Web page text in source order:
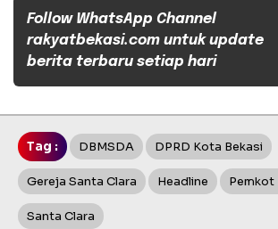
Follow WhatsApp Channel
rakyatbekasi.com untuk update
berita terbaru setiap hari
Tag : DBMSDA DPRD Kota Bekasi
Gereja Santa Clara Headline Pemkot
Santa Clara